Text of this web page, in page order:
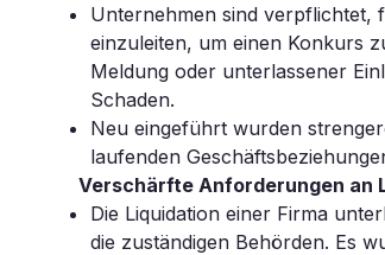
Unternehmen sind verpflichtet,
einzuleiten, um einen Konkurs
Meldung oder unterlassener
Schaden.
Neu eingeführt wurden
laufenden
Verschärfte Anforderungen an
Die Liquidation einer Firma
die zuständigen Behörden. Es